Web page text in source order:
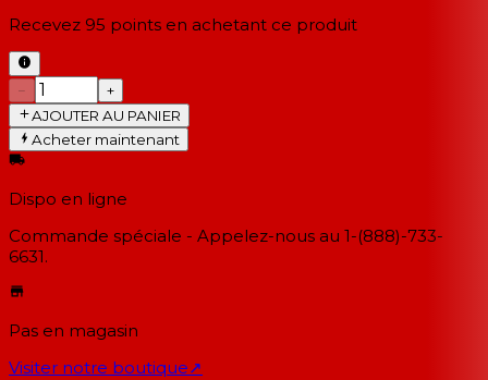
Recevez 95 points en achetant ce produit
−
+
AJOUTER AU PANIER
Acheter maintenant
Dispo en ligne
Commande spéciale - Appelez-nous au 1-(888)-733-
6631.
Pas en magasin
Visiter notre boutique↗